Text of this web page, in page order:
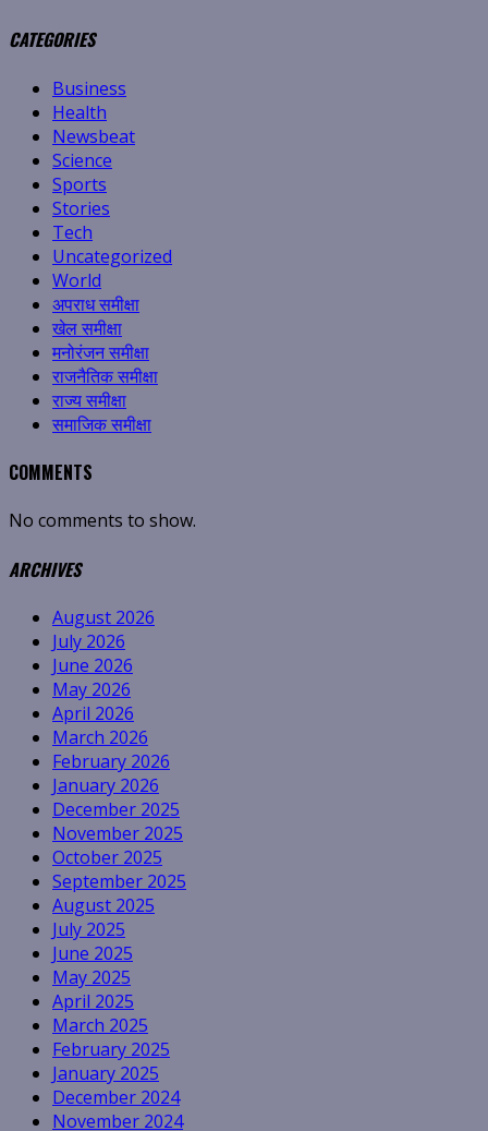
CATEGORIES
Business
Health
Newsbeat
Science
Sports
Stories
Tech
Uncategorized
World
अपराध समीक्षा
खेल समीक्षा
मनोरंजन समीक्षा
राजनैतिक समीक्षा
राज्य समीक्षा
समाजिक समीक्षा
COMMENTS
No comments to show.
ARCHIVES
August 2026
July 2026
June 2026
May 2026
April 2026
March 2026
February 2026
January 2026
December 2025
November 2025
October 2025
September 2025
August 2025
July 2025
June 2025
May 2025
April 2025
March 2025
February 2025
January 2025
December 2024
November 2024